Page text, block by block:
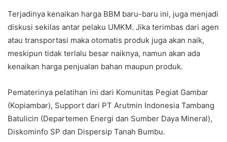
Terjadinya kenaikan harga BBM baru-baru ini, juga menjadi
diskusi sekilas antar pelaku UMKM. Jika terimbas dari agen
atau transportasi maka otomatis produk juga akan naik,
meskipun tidak terlalu besar naiknya, namun akan ada
kenaikan harga penjualan bahan maupun produk.
Pematerinya pelatihan ini dari Komunitas Pegiat Gambar
(Kopiambar), Support dari PT Arutmin Indonesia Tambang
Batulicin (Departemen Energi dan Sumber Daya Mineral),
Diskominfo SP dan Dispersip Tanah Bumbu.